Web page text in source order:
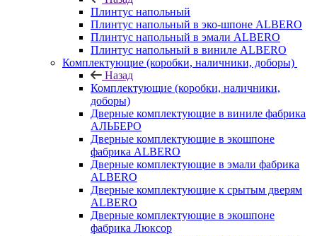
Плинтус напольный
Плинтус напольный в эко-шпоне ALBERO
Плинтус напольный в эмали ALBERO
Плинтус напольный в виниле ALBERO
Комплектующие (коробки, наличники, доборы)
Назад
Комплектующие (коробки, наличники,
доборы)
Дверные комплектующие в виниле фабрика
АЛЬБЕРО
Дверные комплектующие в экошпоне
фабрика ALBERO
Дверные комплектующие в эмали фабрика
ALBERO
Дверные комплектующие к срытым дверям
ALBERO
Дверные комплектующие в экошпоне
фабрика Люксор